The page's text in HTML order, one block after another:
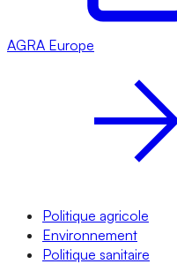
AGRA Europe
Politique agricole
Environnement
Politique sanitaire